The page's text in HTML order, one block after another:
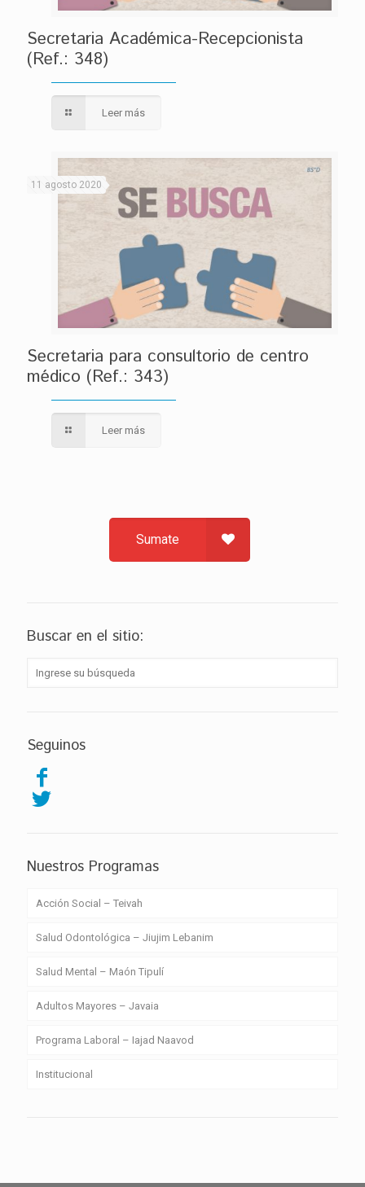
Secretaria Académica-Recepcionista
(Ref.: 348)
Leer más
11 agosto 2020
Secretaria para consultorio de centro
médico (Ref.: 343)
Leer más
Sumate
Buscar en el sitio:
Seguinos
Nuestros Programas
Acción Social – Teivah
Salud Odontológica – Jiujim Lebanim
Salud Mental – Maón Tipulí
Adultos Mayores – Javaia
Programa Laboral – Iajad Naavod
Institucional